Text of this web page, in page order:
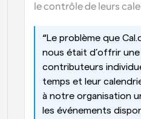
le contrôle de leurs
“Le problème que
nous était d’offrir
contributeurs
temps et leur
à notre organisation
les événements